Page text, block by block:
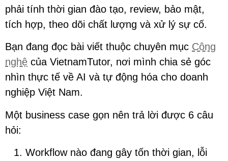
phải tính thời gian đào tạo, review, bảo mật,
tích hợp, theo dõi chất lượng và xử lý sự cố.
Bạn đang đọc bài viết thuộc chuyên mục Công
nghệ của VietnamTutor, nơi mình chia sẻ góc
nhìn thực tế về AI và tự động hóa cho doanh
nghiệp Việt Nam.
Một business case gọn nên trả lời được 6 câu
hỏi:
Workflow nào đang gây tốn thời gian, lỗi